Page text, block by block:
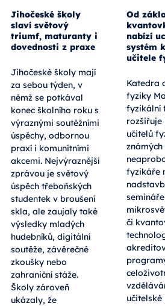
Jihočeské školy
slaví světový
triumf, maturanty i
dovednosti z praxe
Jihočeské školy mají
za sebou týden, v
němž se potkával
konec školního roku s
výraznými soutěžními
úspěchy, odbornou
praxí i komunitními
akcemi. Nejvýraznější
zprávou je světový
úspěch třeboňských
studentek v broušení
skla, ale zaujaly také
výsledky mladých
hudebníků, digitální
soutěže, závěrečné
zkoušky nebo
zahraniční stáže.
Školy zároveň
ukázaly, že
Od
nabízí
systém
učitele
Katedra
fyziky
fyzikální
učitelů
fyzikáře
či